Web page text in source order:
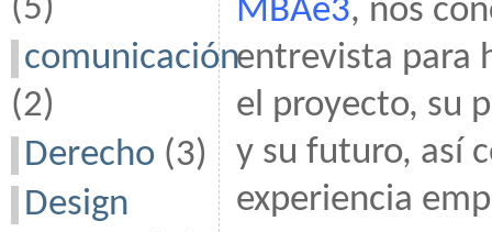
(5)
comunicación
(2)
Derecho (3)
Design
MBAe3, nos
entrevista para
el proyecto, su
y su futuro, así
experiencia